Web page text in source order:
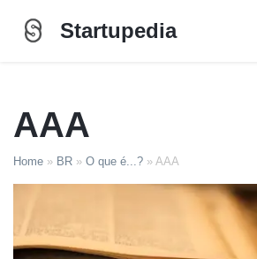
Startupedia
AAA
Home » BR » O que é...? » AAA